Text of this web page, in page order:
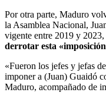
Por otra parte, Maduro
la Asamblea Nacional,
vigente entre 2019 y 2023,
derrotar esta
«Fueron los jefes y jefas
imponer a (Juan) Guaidó
Maduro, acompañado de